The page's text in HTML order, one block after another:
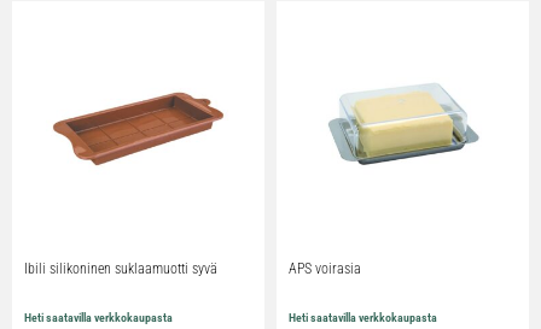
Ibili silikoninen suklaamuotti syvä
Heti saatavilla verkkokaupasta
APS voirasia
Heti saatavilla verkkokaupasta